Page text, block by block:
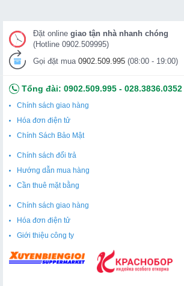
Đặt online giao tận nhà nhanh chóng
(Hotline 0902.509995)
Gọi đặt mua 0902.509.995 (08:00 - 19:00)
Tổng đài: 0902.509.995 - 028.3836.0352
Chính sách giao hàng
Hóa đơn điện tử
Chính Sách Bảo Mật
Chính sách đổi trả
Hướng dẫn mua hàng
Cần thuê mặt bằng
Chính sách giao hàng
Hóa đơn điện tử
Giới thiệu công ty